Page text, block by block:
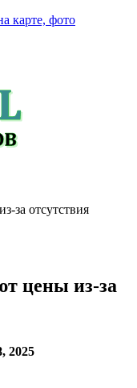
карте, фото
за отсутствия
цены из-за
2025